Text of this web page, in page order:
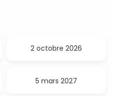
2 octobre 2026
5 mars 2027